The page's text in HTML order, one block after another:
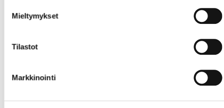
Mieltymykset
Tilastot
Markkinointi
lehdistötiedotteesta: